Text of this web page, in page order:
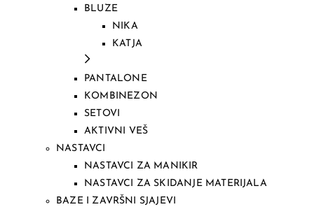
BLUZE
NIKA
KATJA
PANTALONE
KOMBINEZON
SETOVI
AKTIVNI VEŠ
NASTAVCI
NASTAVCI ZA MANIKIR
NASTAVCI ZA SKIDANJE MATERIJALA
BAZE I ZAVRŠNI SJAJEVI